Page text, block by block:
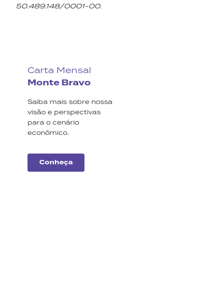
50.489.148/0001-00.
Carta Mensal
Monte Bravo
Saiba mais sobre nossa
visão e perspectivas
para o cenário
econômico.
Conheça